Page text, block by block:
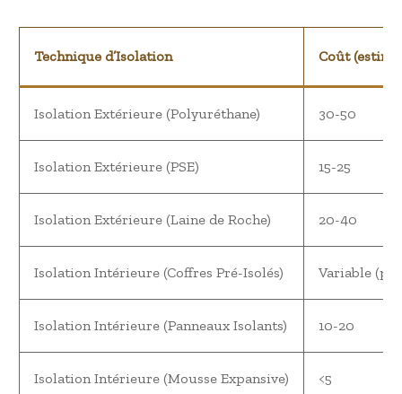
Technique d’Isolation Coût
Isolation Extérieure (Polyuréthane) 30-50
Isolation Extérieure (PSE) 15-25
Isolation Extérieure (Laine de Roche) 20-40
Isolation Intérieure (Coffres Pré-Isolés) Variable
Isolation Intérieure (Panneaux Isolants) 10-20
Isolation Intérieure (Mousse Expansive) <5